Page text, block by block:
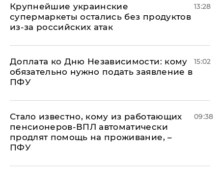
Крупнейшие украинские
супермаркеты остались без продуктов
из-за российских атак
13:28
Доплата ко Дню Независимости: кому
обязательно нужно подать заявление в
ПФУ
15:02
Стало известно, кому из работающих
пенсионеров-ВПЛ автоматически
продлят помощь на проживание, –
ПФУ
09:38